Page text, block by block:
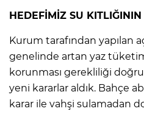
HEDEFİMİZ SU
Kurum tarafından yapılan
genelinde artan yaz
korunması gerekliliği
yeni kararlar aldık. Bahçe
karar ile vahşi sulamadan